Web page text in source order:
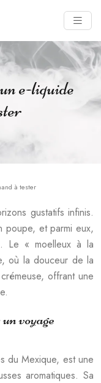
e-liquide
à tester
gustatifs infinis.
poupe, et parmi eux,
Le « moelleux à la
où la douceur de la
offrant une
voyage
du Mexique, est une
aromatiques. Sa